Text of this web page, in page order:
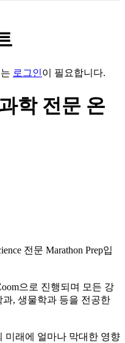
로그인이 필요합니다.
학 전문 온
전문 Marathon Prep입
으로 진행되며 모든 강
, 생물학과 등을 전공한
미래에 얼마나 막대한 영향